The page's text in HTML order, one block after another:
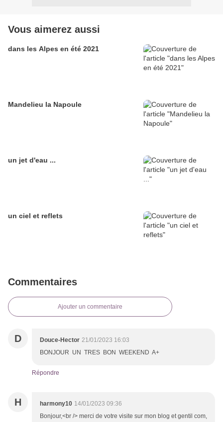
Vous aimerez aussi
dans les Alpes en été 2021
Mandelieu la Napoule
un jet d'eau ...
un ciel et reflets
Commentaires
Ajouter un commentaire
D Douce-Hector 21/01/2023 16:03
BONJOUR UN TRES BON WEEKEND A+
Répondre
H harmony10 14/01/2023 09:36
Bonjour,<br /> merci de votre visite sur mon blog et gentil com,